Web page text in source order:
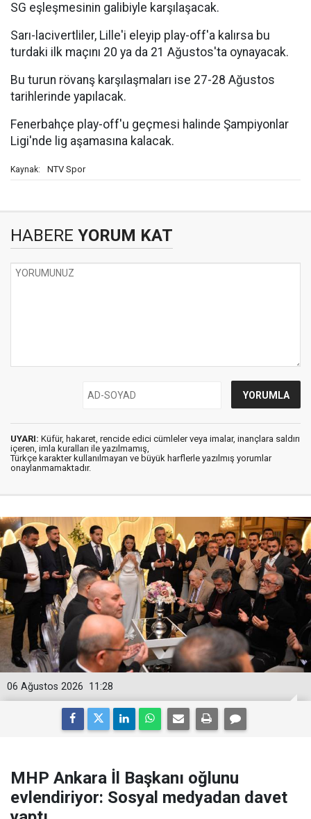
SG eşleşmesinin galibiyle karşılaşacak.
Sarı-lacivertliler, Lille'i eleyip play-off'a kalırsa bu
turdaki ilk maçını 20 ya da 21 Ağustos'ta oynayacak.
Bu turun rövanş karşılaşmaları ise 27-28 Ağustos
tarihlerinde yapılacak.
Fenerbahçe play-off'u geçmesi halinde Şampiyonlar
Ligi'nde lig aşamasına kalacak.
Kaynak: NTV Spor
HABERE YORUM KAT
UYARI: Küfür, hakaret, rencide edici cümleler veya imalar, inançlara saldırı
içeren, imla kuralları ile yazılmamış,
Türkçe karakter kullanılmayan ve büyük harflerle yazılmış yorumlar
onaylanmamaktadır.
11:28
06 Ağustos 2026
MHP Ankara İl Başkanı oğlunu
evlendiriyor: Sosyal medyadan davet